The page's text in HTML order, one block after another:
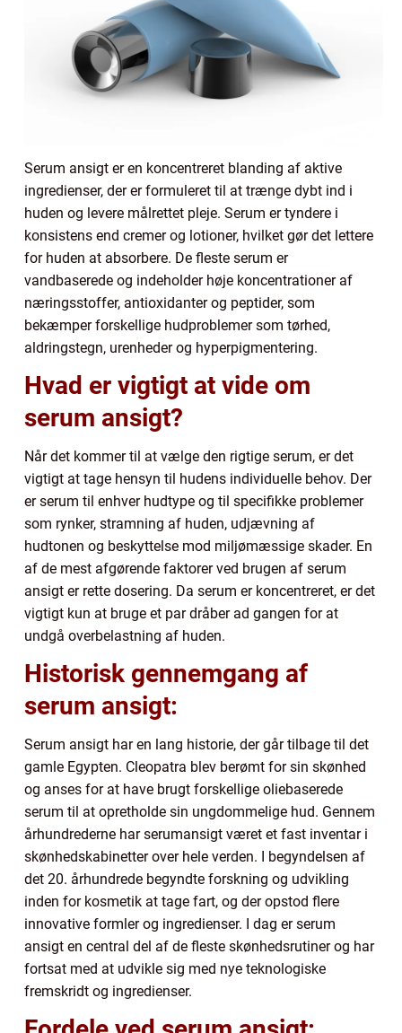
Serum ansigt er en koncentreret blanding af aktive
ingredienser, der er formuleret til at trænge dybt ind i
huden og levere målrettet pleje. Serum er tyndere i
konsistens end cremer og lotioner, hvilket gør det lettere
for huden at absorbere. De fleste serum er
vandbaserede og indeholder høje koncentrationer af
næringsstoffer, antioxidanter og peptider, som
bekæmper forskellige hudproblemer som tørhed,
aldringstegn, urenheder og hyperpigmentering.
Hvad er vigtigt at vide om
serum ansigt?
Når det kommer til at vælge den rigtige serum, er det
vigtigt at tage hensyn til hudens individuelle behov. Der
er serum til enhver hudtype og til specifikke problemer
som rynker, stramning af huden, udjævning af
hudtonen og beskyttelse mod miljømæssige skader. En
af de mest afgørende faktorer ved brugen af serum
ansigt er rette dosering. Da serum er koncentreret, er det
vigtigt kun at bruge et par dråber ad gangen for at
undgå overbelastning af huden.
Historisk gennemgang af
serum ansigt:
Serum ansigt har en lang historie, der går tilbage til det
gamle Egypten. Cleopatra blev berømt for sin skønhed
og anses for at have brugt forskellige oliebaserede
serum til at opretholde sin ungdommelige hud. Gennem
århundrederne har serumansigt været et fast inventar i
skønhedskabinetter over hele verden. I begyndelsen af
det 20. århundrede begyndte forskning og udvikling
inden for kosmetik at tage fart, og der opstod flere
innovative formler og ingredienser. I dag er serum
ansigt en central del af de fleste skønhedsrutiner og har
fortsat med at udvikle sig med nye teknologiske
fremskridt og ingredienser.